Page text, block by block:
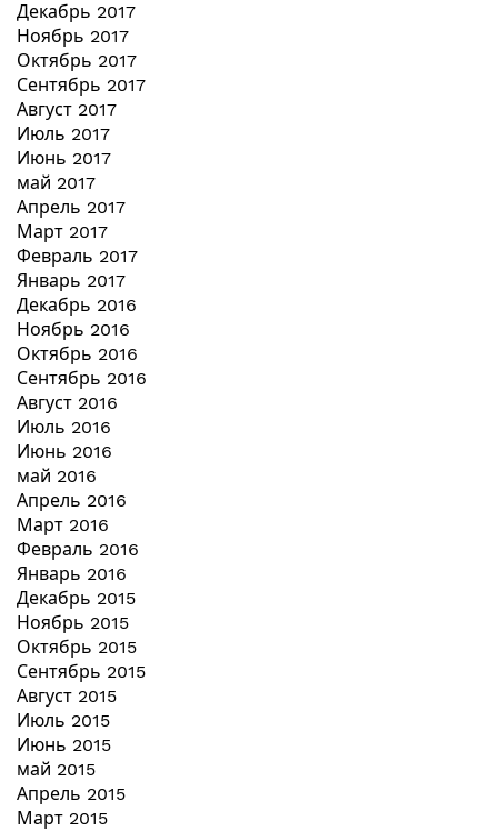
Декабрь 2017
Ноябрь 2017
Октябрь 2017
Сентябрь 2017
Август 2017
Июль 2017
Июнь 2017
май 2017
Апрель 2017
Март 2017
Февраль 2017
Январь 2017
Декабрь 2016
Ноябрь 2016
Октябрь 2016
Сентябрь 2016
Август 2016
Июль 2016
Июнь 2016
май 2016
Апрель 2016
Март 2016
Февраль 2016
Январь 2016
Декабрь 2015
Ноябрь 2015
Октябрь 2015
Сентябрь 2015
Август 2015
Июль 2015
Июнь 2015
май 2015
Апрель 2015
Март 2015